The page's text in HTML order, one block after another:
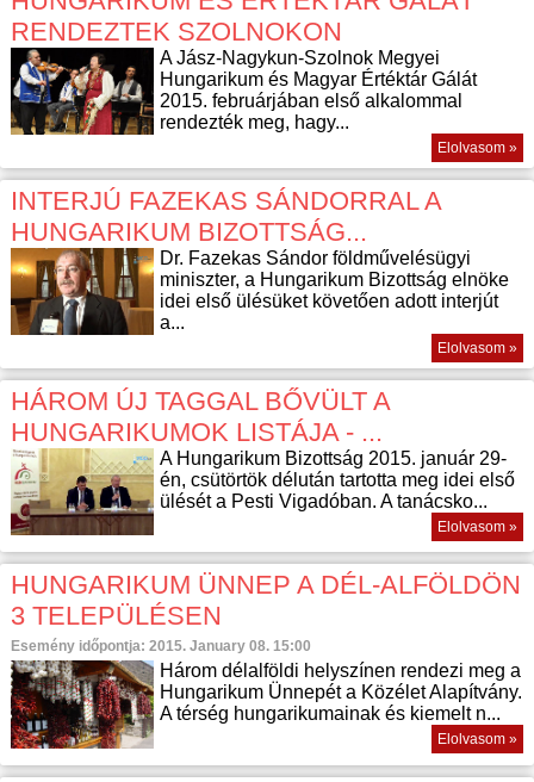
RENDEZTEK SZOLNOKON
A Jász-Nagykun-Szolnok Megyei
Hungarikum és Magyar Értéktár Gálát
2015. februárjában első alkalommal
rendezték meg, hagy...
Elolvasom »
INTERJÚ FAZEKAS SÁNDORRAL A
HUNGARIKUM BIZOTTSÁG...
Dr. Fazekas Sándor földművelésügyi
miniszter, a Hungarikum Bizottság elnöke
idei első ülésüket követően adott interjút
a...
Elolvasom »
HÁROM ÚJ TAGGAL BŐVÜLT A
HUNGARIKUMOK LISTÁJA - ...
A Hungarikum Bizottság 2015. január 29-
én, csütörtök délután tartotta meg idei első
ülését a Pesti Vigadóban. A tanácsko...
Elolvasom »
HUNGARIKUM ÜNNEP A DÉL-ALFÖLDÖN
3 TELEPÜLÉSEN
Esemény időpontja: 2015. January 08. 15:00
Három délalföldi helyszínen rendezi meg a
Hungarikum Ünnepét a Közélet Alapítvány.
A térség hungarikumainak és kiemelt n...
Elolvasom »